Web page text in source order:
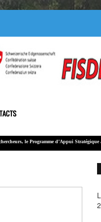
, le Programme d’Appui Stratégique à la
F CFA.